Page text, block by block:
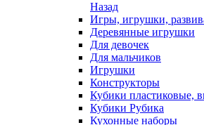
Назад
Игры, игрушки,
Деревянные игрушки
Для девочек
Для мальчиков
Игрушки
Конструкторы
Кубики пластиковые,
Кубики Рубика
Кухонные наборы